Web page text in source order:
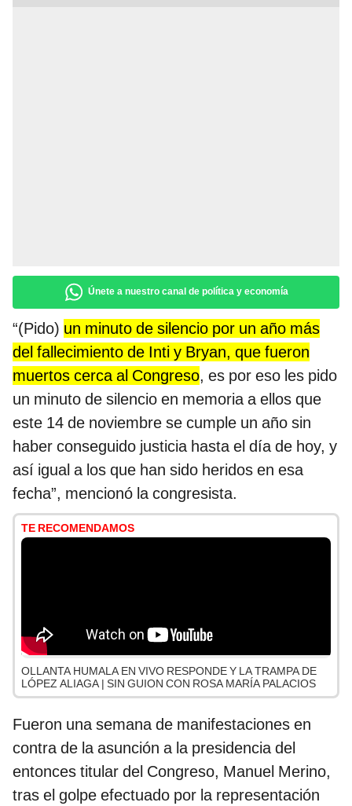
Únete a nuestro canal de política y economía
“(Pido) un minuto de silencio por un año más
del fallecimiento de Inti y Bryan, que fueron
muertos cerca al Congreso, es por eso les pido
un minuto de silencio en memoria a ellos que
este 14 de noviembre se cumple un año sin
haber conseguido justicia hasta el día de hoy, y
así igual a los que han sido heridos en esa
fecha”, mencionó la congresista.
TE RECOMENDAMOS
OLLANTA HUMALA EN VIVO RESPONDE Y LA TRAMPA DE
LÓPEZ ALIAGA | SIN GUION CON ROSA MARÍA PALACIOS
Fueron una semana de manifestaciones en
contra de la asunción a la presidencia del
entonces titular del Congreso, Manuel Merino,
tras el golpe efectuado por la representación